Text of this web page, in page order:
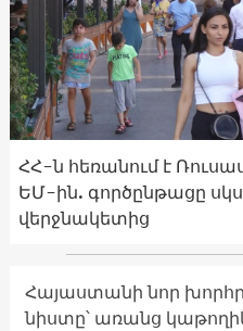
ՀՀ-ն հեռանում է
ԵՄ-ին. գործընթացը
վերջնակետից
Հայաստանի նոր
նիստը՝ առանց